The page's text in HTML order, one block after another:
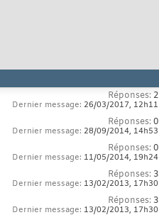
Réponses: 2
Dernier message: 26/03/2017, 12h11
Réponses:0
Dernier message: 28/09/2014, 14h53
Réponses:0
Dernier message: 11/05/2014, 19h24
Réponses: 3
Dernier message: 13/02/2013, 17h30
Réponses: 3
Dernier message: 13/02/2013, 17h30